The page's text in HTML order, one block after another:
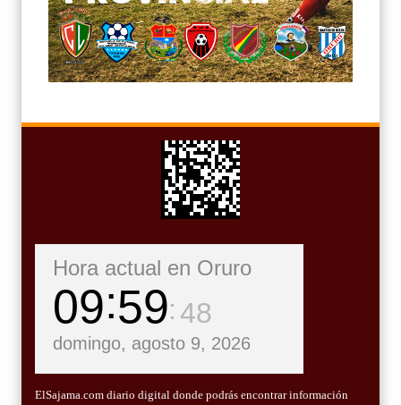
Hora actual en Oruro
09 59 49
domingo, agosto 9, 2026
ElSajama.com diario digital donde podrás encontrar información